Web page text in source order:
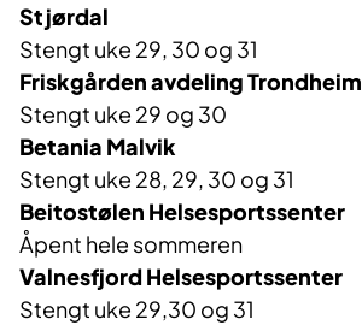
Stjørdal
Stengt uke 29, 30 og 31
Friskgården avdeling Trondheim
Stengt uke 29 og 30
Betania Malvik
Stengt uke 28, 29, 30 og 31
Beitostølen Helsesportssenter
Åpent hele sommeren
Valnesfjord Helsesportssenter
Stengt uke 29,30 og 31